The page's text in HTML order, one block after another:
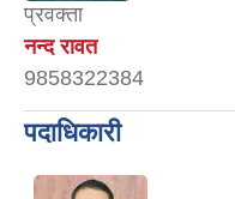
प्रवक्ता
नन्द रावत
9858322384
पदाधिकारी